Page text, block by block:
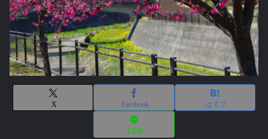
X Facebook はてブ
LINE